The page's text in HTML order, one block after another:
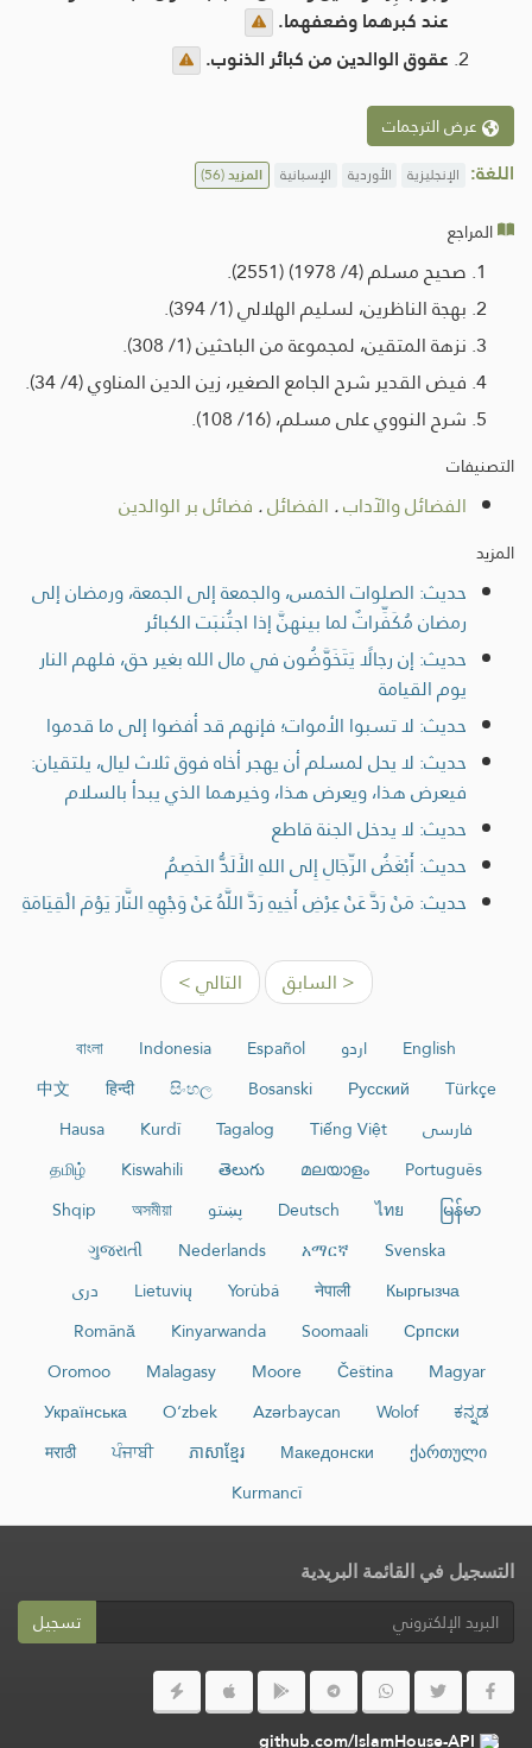
عند كبرهما وضعفهما.
عقوق الوالدين من كبائر الذنوب.
عرض الترجمات
اللغة: الإنجليزية الأوردية الإسبانية المزيد(56)
المراجع
صحيح مسلم (4/ 1978) (2551).
بهجة الناظرين، لسليم الهلالي (1/ 394).
نزهة المتقين، لمجموعة من الباحثين (1/ 308).
فيض القدير شرح الجامع الصغير، زين الدين المناوي (4/ 34).
شرح النووي على مسلم، (16/ 108).
التصنيفات
الفضائل والآداب. الفضائل. فضائل بر الوالدين
المزيد
حديث: الصلوات الخمس، والجمعة إلى الجمعة، ورمضان إلى
رمضان مُكَفِّراتٌ لما بينهنَّ إذا اجتُنبَت الكبائر
حديث: إن رجالًا يَتَخَوَّضُون في مال الله بغير حق، فلهم النار
يوم القيامة
حديث: لا تسبوا الأموات؛ فإنهم قد أفضوا إلى ما قدموا
حديث: لا يحل لمسلم أن يهجر أخاه فوق ثلاث ليال، يلتقيان:
فيعرض هذا، ويعرض هذا، وخيرهما الذي يبدأ بالسلام
حديث: لا يدخل الجنة قاطع
حديث: أَبْغَضُ الرِّجَالِ إِلى اللهِ الأَلَدُّ الخَصِمُ
حديث: مَنْ رَدَّ عَنْ عِرْضِ أَخِيهِ رَدَّ اللَّهُ عَنْ وَجْهِهِ النَّارَ يَوْمَ الْقِيَامَةِ
< السابق التالي >
English اردو Español
Indonesia
বাংলা
Türkçe
Русский
Bosanski
සිංහල
हिन्दी
中文
فارسی
Tiếng Việt
Tagalog
Kurdî
Hausa
Português
മലയാളം
తెలుగు
Kiswahili
தமிழ்
မြန်မာ
ไทย
Deutsch پښتو অসমীয়া
Shqip
Svenska
አማርኛ
Nederlands
ગુજરાતી
Кыргызча
नेपाली
Yorùbá
Lietuvių
دری
Српски
Soomaali
Kinyarwanda
Română
Magyar
Čeština
Moore
Malagasy
Oromoo
ಕನ್ನಡ
Wolof
Azərbaycan
O‘zbek
Українська
ქართული
Македонски
ភាសាខ្មែរ
ਪੰਜਾਬੀ
मराठी
Kurmancî
التسجيل في القائمة البريدية
تسجيل
github.com/IslamHouse-API